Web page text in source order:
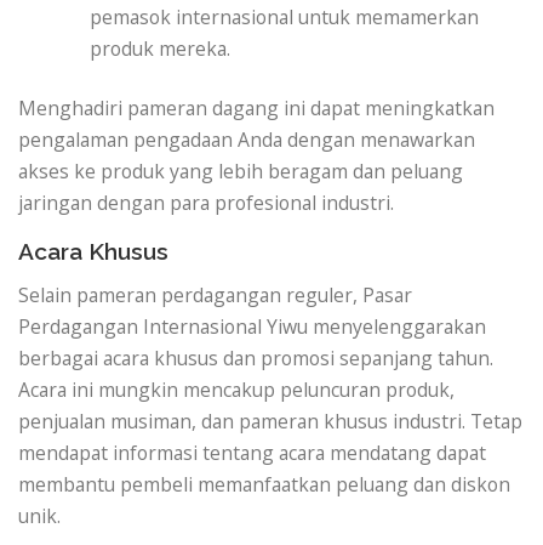
pemasok internasional untuk memamerkan
produk mereka.
Menghadiri pameran dagang ini dapat meningkatkan
pengalaman pengadaan Anda dengan menawarkan
akses ke produk yang lebih beragam dan peluang
jaringan dengan para profesional industri.
Acara Khusus
Selain pameran perdagangan reguler, Pasar
Perdagangan Internasional Yiwu menyelenggarakan
berbagai acara khusus dan promosi sepanjang tahun.
Acara ini mungkin mencakup peluncuran produk,
penjualan musiman, dan pameran khusus industri. Tetap
mendapat informasi tentang acara mendatang dapat
membantu pembeli memanfaatkan peluang dan diskon
unik.